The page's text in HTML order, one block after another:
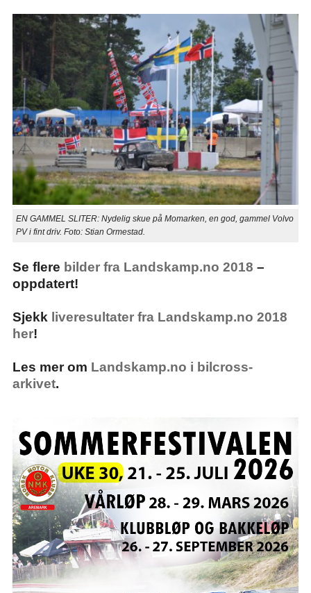
EN GAMMEL SLITER: Nydelig skue på Momarken, en god, gammel Volvo
PV i fint driv. Foto: Stian Ormestad.
Se flere bilder fra Landskamp.no 2018 –
oppdatert!
Sjekk liveresultater fra Landskamp.no 2018
her!
Les mer om Landskamp.no i bilcross-
arkivet.